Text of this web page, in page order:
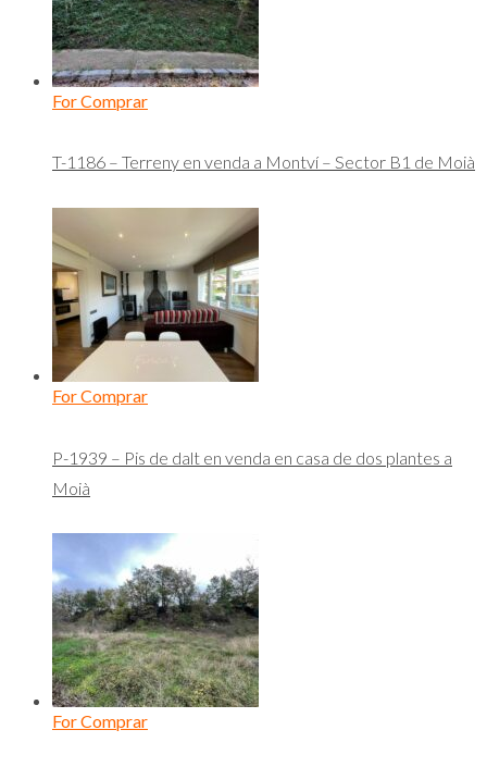
For Comprar
T-1186 – Terreny en venda a Montví – Sector B1 de Moià
For Comprar
P-1939 – Pis de dalt en venda en casa de dos plantes a
Moià
For Comprar